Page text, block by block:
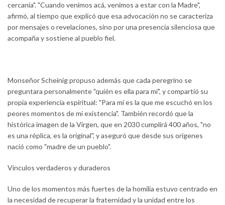
cercanía". "Cuando venimos acá, venimos a estar con la Madre",
afirmó, al tiempo que explicó que esa advocación no se caracteriza
por mensajes o revelaciones, sino por una presencia silenciosa que
acompaña y sostiene al pueblo fiel.
Monseñor Scheinig propuso además que cada peregrino se
preguntara personalmente "quién es ella para mí", y compartió su
propia experiencia espiritual: "Para mí es la que me escuchó en los
peores momentos de mi existencia". También recordó que la
histórica imagen de la Virgen, que en 2030 cumplirá 400 años, "no
es una réplica, es la original", y aseguró que desde sus orígenes
nació como "madre de un pueblo".
Vínculos verdaderos y duraderos
Uno de los momentos más fuertes de la homilía estuvo centrado en
la necesidad de recuperar la fraternidad y la unidad entre los